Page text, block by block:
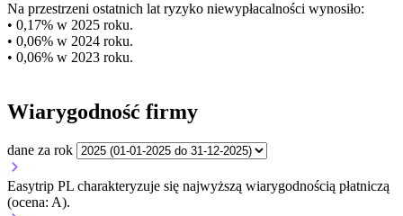
Na przestrzeni ostatnich lat ryzyko niewypłacalności wynosiło:
• 0,17% w 2025 roku.
• 0,06% w 2024 roku.
• 0,06% w 2023 roku.
Wiarygodność firmy
dane za rok
Easytrip PL charakteryzuje się najwyższą wiarygodnością płatniczą
(ocena: A).